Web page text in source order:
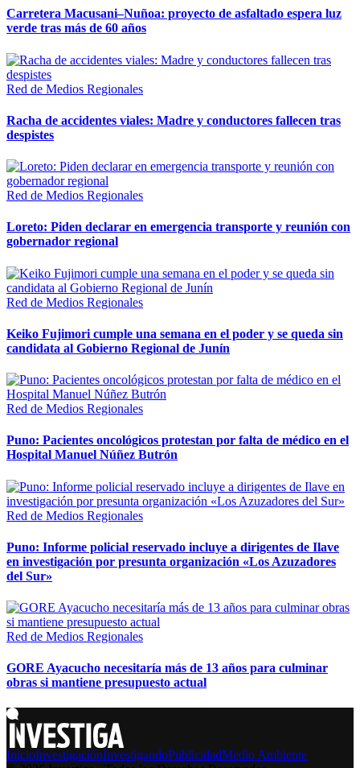
Carretera Macusani–Nuñoa: proyecto de asfaltado espera luz
verde tras más de 60 años
Red de Medios Regionales
Racha de accidentes viales: Madre y conductores fallecen tras
despistes
Red de Medios Regionales
Loreto: Piden declarar en emergencia transporte y reunión con
gobernador regional
Red de Medios Regionales
Keiko Fujimori cumple una semana en el poder y se queda sin
candidata al Gobierno Regional de Junín
Red de Medios Regionales
Puno: Pacientes oncológicos protestan por falta de médico en el
Hospital Manuel Núñez Butrón
Red de Medios Regionales
Puno: Informe policial reservado incluye a dirigentes de Ilave
en investigación por presunta organización «Los Azuzadores
del Sur»
Red de Medios Regionales
GORE Ayacucho necesitaría más de 13 años para culminar
obras si mantiene presupuesto actual
InicioInvestigaciónInvestigandoPublicidadMedio Ambiente